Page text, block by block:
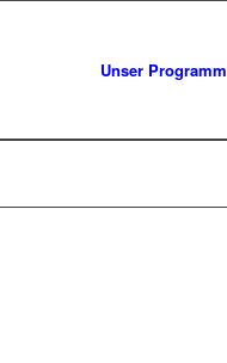
Unser Programm